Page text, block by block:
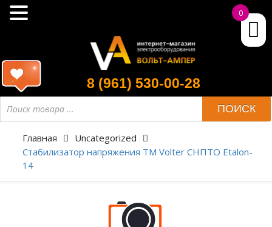
8 (961) 530-00-28
ПОИСК
Главная
Uncategorized
Стабилизатор напряжения ТМ Volter СНПТО Etalon-
14
0